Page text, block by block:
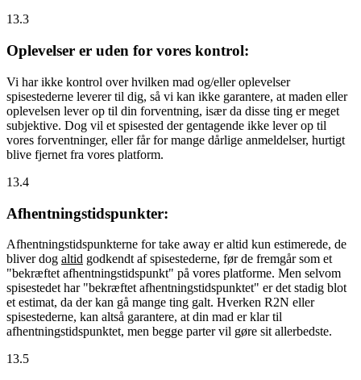
13.3
Oplevelser er uden for vores kontrol:
Vi har ikke kontrol over hvilken mad og/eller oplevelser
spisestederne leverer til dig, så vi kan ikke garantere, at maden eller
oplevelsen lever op til din forventning, især da disse ting er meget
subjektive. Dog vil et spisested der gentagende ikke lever op til
vores forventninger, eller får for mange dårlige anmeldelser, hurtigt
blive fjernet fra vores platform.
13.4
Afhentningstidspunkter:
Afhentningstidspunkterne for take away er altid kun estimerede, de
bliver dog altid godkendt af spisestederne, før de fremgår som et
"bekræftet afhentningstidspunkt" på vores platforme. Men selvom
spisestedet har "bekræftet afhentningstidspunktet" er det stadig blot
et estimat, da der kan gå mange ting galt. Hverken R2N eller
spisestederne, kan altså garantere, at din mad er klar til
afhentningstidspunktet, men begge parter vil gøre sit allerbedste.
13.5